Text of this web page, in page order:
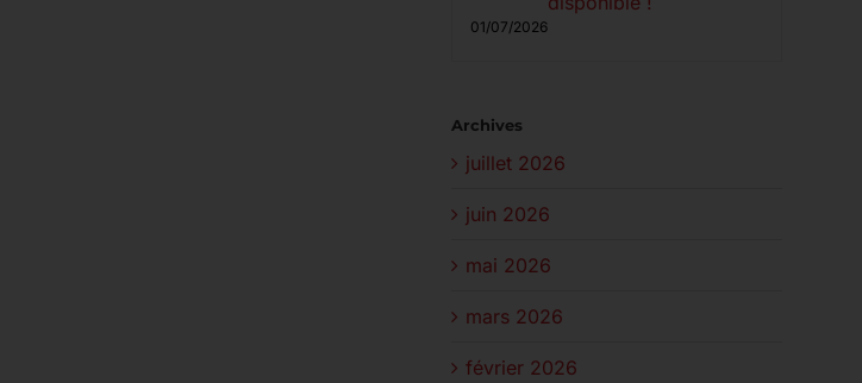
01/07/2026
Archives
juillet 2026
juin 2026
mai 2026
mars 2026
février 2026